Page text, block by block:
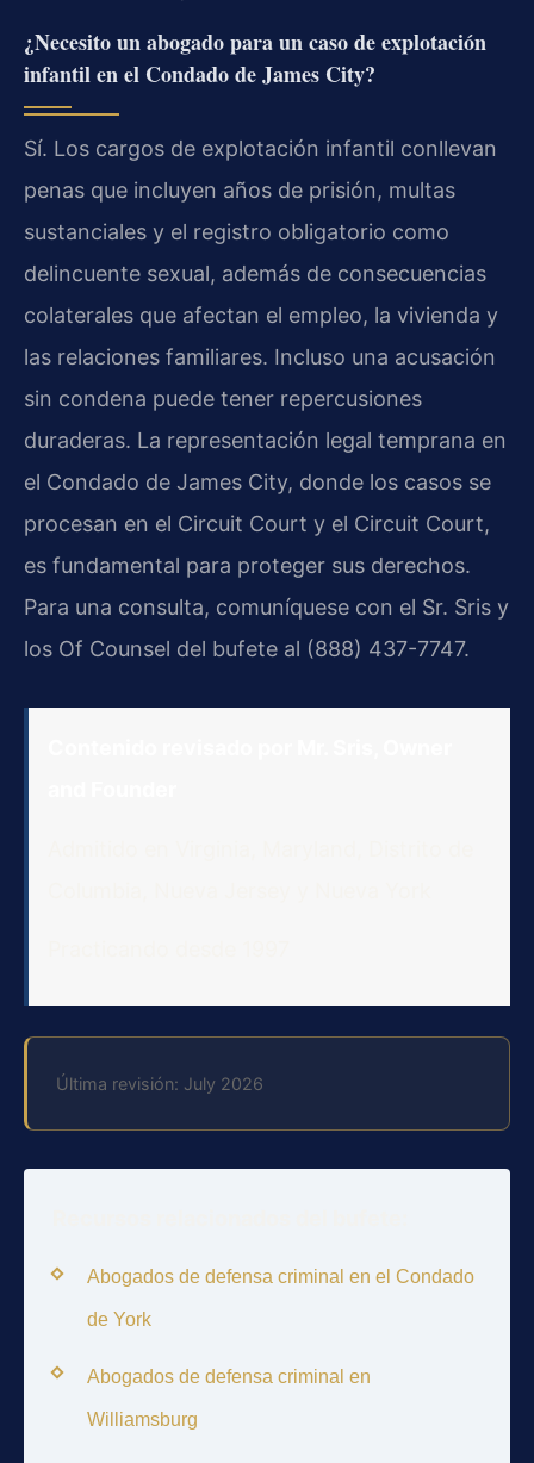
¿Necesito un abogado para un caso de explotación
infantil en el Condado de James City?
Sí. Los cargos de explotación infantil conllevan
penas que incluyen años de prisión, multas
sustanciales y el registro obligatorio como
delincuente sexual, además de consecuencias
colaterales que afectan el empleo, la vivienda y
las relaciones familiares. Incluso una acusación
sin condena puede tener repercusiones
duraderas. La representación legal temprana en
el Condado de James City, donde los casos se
procesan en el Circuit Court y el Circuit Court,
es fundamental para proteger sus derechos.
Para una consulta, comuníquese con el Sr. Sris y
los Of Counsel del bufete al (888) 437-7747.
Última revisión: July 2026
Abogados de defensa criminal en el Condado
de York
Abogados de defensa criminal en
Williamsburg